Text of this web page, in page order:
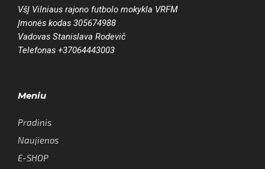
VšĮ Vilniaus rajono futbolo mokykla VRFM
Įmonės kodas 305674988
Vadovas Stanislava Rodevič
Telefonas +37064443003
Meniu
Pradinis
Naujienos
E-SHOP